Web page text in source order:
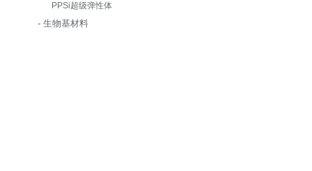
PPSi超级弹性体
- 生物基材料